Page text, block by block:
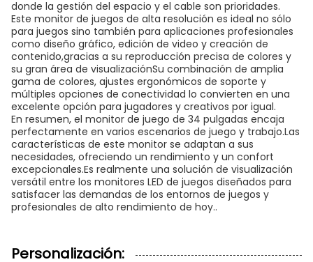
donde la gestión del espacio y el cable son prioridades.
Este monitor de juegos de alta resolución es ideal no sólo
para juegos sino también para aplicaciones profesionales
como diseño gráfico, edición de video y creación de
contenido,gracias a su reproducción precisa de colores y
su gran área de visualizaciónSu combinación de amplia
gama de colores, ajustes ergonómicos de soporte y
múltiples opciones de conectividad lo convierten en una
excelente opción para jugadores y creativos por igual.
En resumen, el monitor de juego de 34 pulgadas encaja
perfectamente en varios escenarios de juego y trabajo.Las
características de este monitor se adaptan a sus
necesidades, ofreciendo un rendimiento y un confort
excepcionales.Es realmente una solución de visualización
versátil entre los monitores LED de juegos diseñados para
satisfacer las demandas de los entornos de juegos y
profesionales de alto rendimiento de hoy..
Personalización: